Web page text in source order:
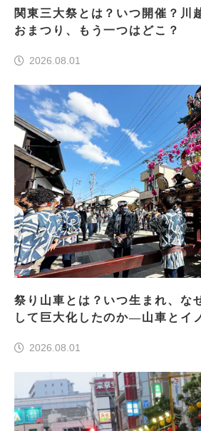
関東三大祭とは？いつ開催？川
おまつり、もう一つはどこ？
2026.08.01
祭り山車とは？いつ生まれ、な
して巨大化したのか―山車とイ
2026.08.01